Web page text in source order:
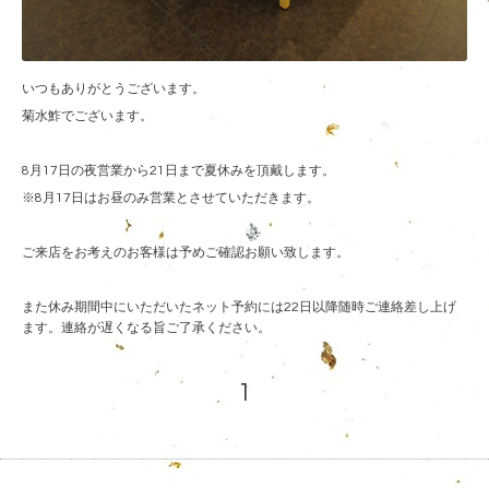
いつもありがとうございます。
菊水鮓でございます。
8月17日の夜営業から21日まで夏休みを頂戴します。
※8月17日はお昼のみ営業とさせていただきます。
ご来店をお考えのお客様は予めご確認お願い致します。
また休み期間中にいただいたネット予約には22日以降随時ご連絡差し上げ
ます。連絡が遅くなる旨ご了承ください。
1